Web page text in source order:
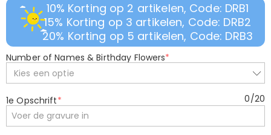
10% Korting op 2 artikelen, Code: DRB1
15% Korting op 3 artikelen, Code: DRB2
20% Korting op 5 artikelen, Code: DRB3
Number of Names & Birthday Flowers*
Kies een optie
1e Opschrift* 0/20